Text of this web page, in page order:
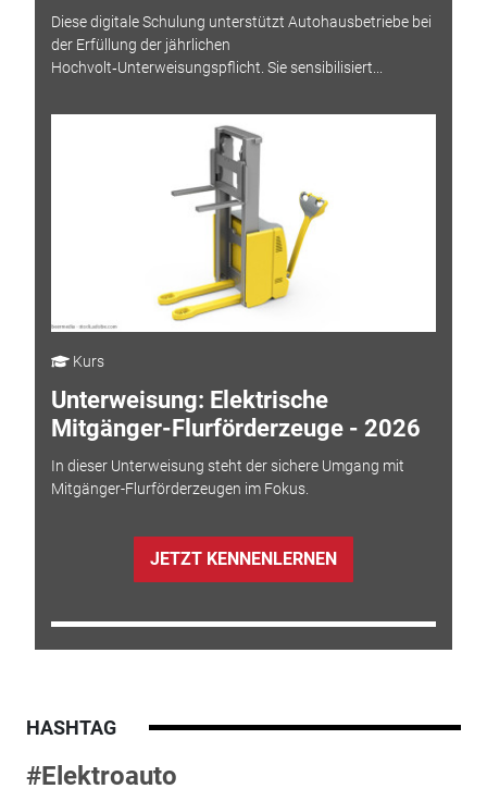
Diese digitale Schulung unterstützt Autohausbetriebe bei
der Erfüllung der jährlichen
Hochvolt‑Unterweisungspflicht. Sie sensibilisiert...
Kurs
Unterweisung: Elektrische
Mitgänger-Flurförderzeuge - 2026
In dieser Unterweisung steht der sichere Umgang mit
Mitgänger-Flurförderzeugen im Fokus.
JETZT KENNENLERNEN
HASHTAG
#Elektroauto